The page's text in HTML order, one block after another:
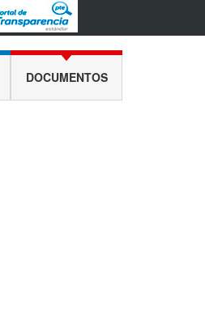
DOCUMENTOS